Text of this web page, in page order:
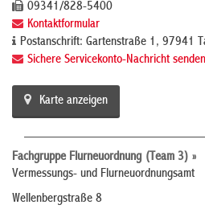
09341/828-5400
Kontaktformular
Postanschrift: Gartenstraße 1, 97941
Sichere Servicekonto-Nachricht senden
Karte anzeigen
Fachgruppe Flurneuordnung (Team 3) »
Vermessungs- und Flurneuordnungsamt
Wellenbergstraße 8